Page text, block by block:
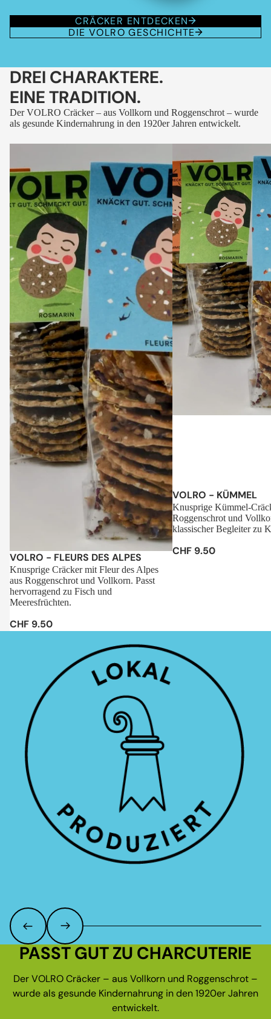
CRÄCKER ENTDECKEN
DIE VOLRO GESCHICHTE
DREI CHARAKTERE.
EINE TRADITION.
Der VOLRO Cräcker – aus Vollkorn und Roggenschrot – wurde
als gesunde Kindernahrung in den 1920er Jahren entwickelt.
FLEURS
DES
ALPES
Sale
VOLRO - FLEURS DES ALPES
Knusprige Cräcker mit Fleur des Alpes
aus Roggenschrot und Vollkorn. Passt
hervorragend zu Fisch und
Meeresfrüchten.
CHF 9.50
-
KÜMMEL
Sale
VOLRO - KÜMMEL
Knusprige Kümmel-
Roggenschrot und
klassischer Begleiter zu
CHF 9.50
PASST GUT ZU CHARCUTERIE
Der VOLRO Cräcker – aus Vollkorn und Roggenschrot –
wurde als gesunde Kindernahrung in den 1920er Jahren
entwickelt.